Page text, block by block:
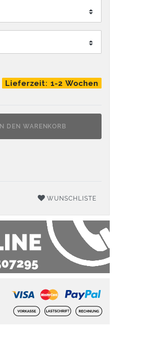
Lieferzeit: 1-2 Wochen
IN DEN WARENKORB
WUNSCHLISTE